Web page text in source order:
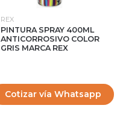
REX
PINTURA SPRAY 400ML
ANTICORROSIVO COLOR
GRIS MARCA REX
Cotizar vía Whatsapp